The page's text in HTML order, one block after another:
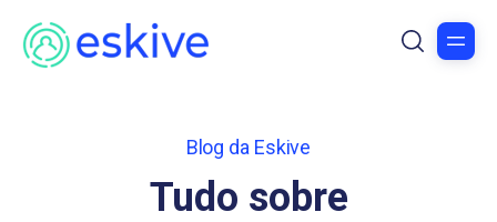
Blog da Eskive
Tudo sobre